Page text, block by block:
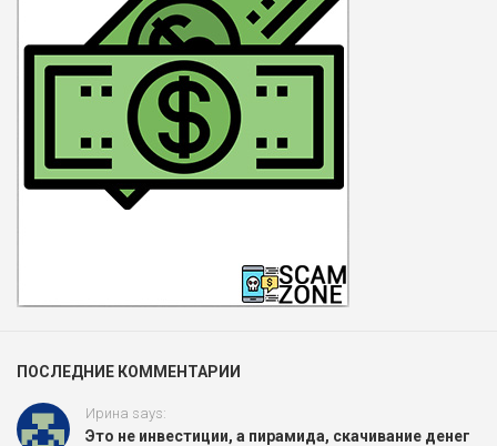
ПОСЛЕДНИЕ КОММЕНТАРИИ
Ирина says:
Это не инвестиции, а пирамида, скачивание денег